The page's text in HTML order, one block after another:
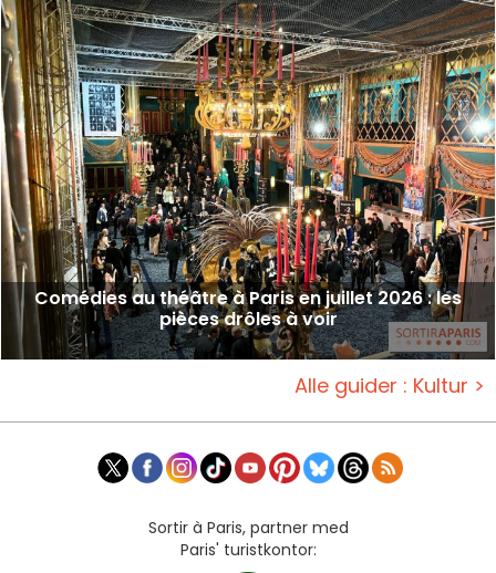
Comédies au théâtre à Paris en juillet 2026 : les
pièces drôles à voir
Alle guider : Kultur >
Sortir à Paris, partner med
Paris' turistkontor: